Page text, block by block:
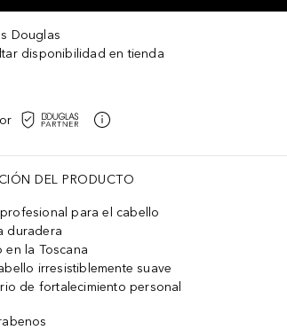
Douglas
disponibilidad en tienda
DEL PRODUCTO
para el cabello
duradera
en la Toscana
irresistiblemente suave
de fortalecimiento personal